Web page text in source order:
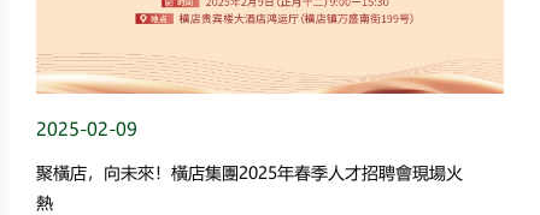
2025-02-09
聚橫店，向未來！橫店集團2025年春季人才招聘會現場火
熱